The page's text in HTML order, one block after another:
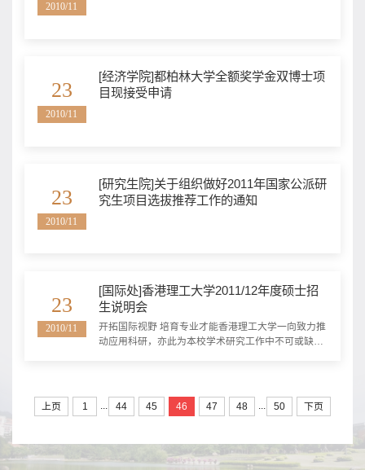
2010/11
23
2010/11
[经济学院]都柏林大学全额奖学金双博士项
目现接受申请
23
2010/11
[研究生院]关于组织做好2011年国家公派研
究生项目选拔推荐工作的通知
23
2010/11
[国际处]香港理工大学2011/12年度硕士招
生说明会
开拓国际视野 培育专业才能香港理工大学一向致力推
动应用科研，亦此为本校学术研究工作中不可或缺的
有意来港深造的同学可于下列日期及时间出席说明会
了解详情，请登入以下网页报名留座/info_tour日
上页 1 ... 44 45 46 47 48 ... 50 下页